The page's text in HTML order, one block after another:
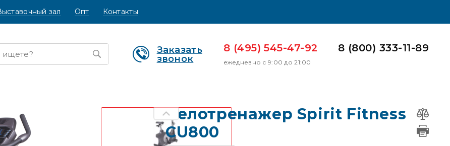
зал Опт Контакты
Заказать
звонок
8 (495) 545-47-92
ежедневно с 9:00 до 21:00
8 (800) 333-11-89
Велотренажер Spirit Fitness
CU800